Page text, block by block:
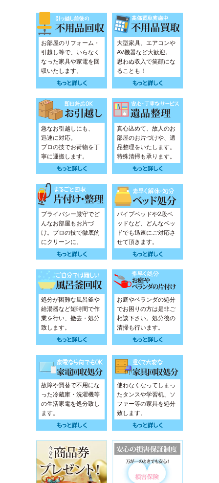
お部屋のリフォーム・
引越し等で、いらなく
なった家具や家電を回
収いたします。
大型家具、エアコンや
AV機器など大歓迎。
思わぬ収入で笑顔にな
ることも！
急なお引越しにも、
迅速に対応。
プロの技でお荷物を丁
寧に運搬します。
真心込めて、故人のお
部屋のお片づけや、遺
品整理をいたします。
特殊清掃も承ります。
プライバシー厳守でど
んなお部屋もお片づ
け。プロの技で徹底的
にクリーンに。
パイプベッドや2段ベ
ッドなど、どんなベッ
ドでも迅速にご対応さ
せて頂きます。
処分が困難な風呂釜や
給湯器など短時間で作
業を行い、撤去・処分
致します。
お庭やベランダの処分
でお困りの方は是非ご
相談下さい。処分後の
清掃も行います。
故障や買替で不用にな
った冷蔵庫・洗濯機等
の生活家電を処分致し
ます。
使わなくなってしまっ
たタンスや学習机、ソ
ファー等の家具を処分
致します。